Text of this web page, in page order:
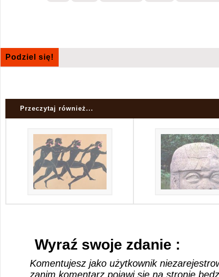
Podziel się!
Przeczytaj również...
Wyraź swoje zdanie :
Komentujesz jako użytkownik
zanim komentarz pojawi się na stronie